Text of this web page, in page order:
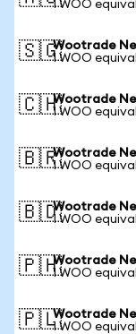
1 WOO
🇸🇬Wootrade
1 WOO
🇨🇭Wootrade
1 WOO
🇧🇷Wootrade
1 WOO
🇧🇩Wootrade
1 WOO
🇵🇭Wootrade
1 WOO
🇵🇱Wootrade
1 WOO